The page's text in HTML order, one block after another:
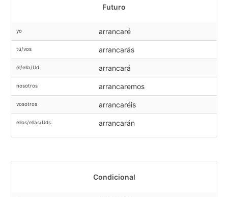
Futuro
yo arrancaré
tú/vos arrancarás
él/ella/Ud. arrancará
nosotros arrancaremos
vosotros arrancaréis
ellos/ellas/Uds. arrancarán
Condicional